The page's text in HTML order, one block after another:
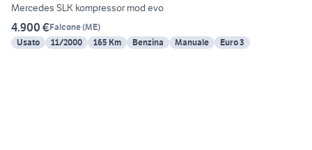
Mercedes SLK kompressor mod evo
4.900 €Falcone(ME)
Usato
11/2000 165 Km Benzina Manuale Euro 3